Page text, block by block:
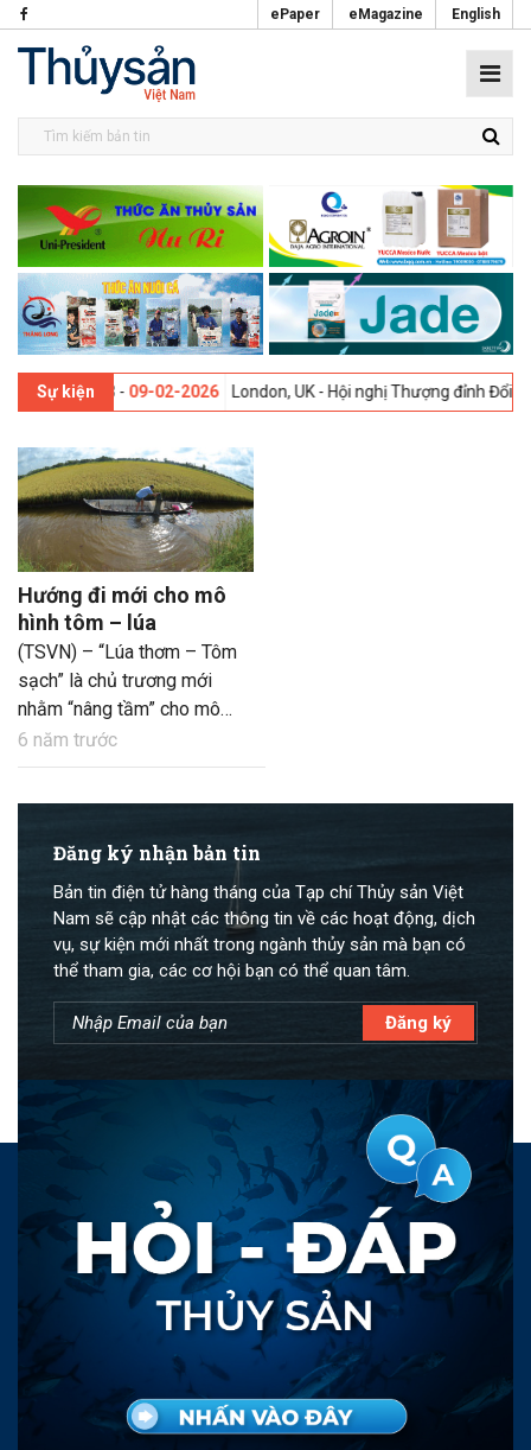
ePaper eMagazine English
Sự kiện
thứ 13 -09-02-2026 London, UK - Hội nghị Thượng đỉnh Đổi mới
Hướng đi mới cho mô
hình tôm – lúa
(TSVN) – “Lúa thơm – Tôm
sạch” là chủ trương mới
nhằm “nâng tầm” cho mô
hình tôm – lúa và mục tiêu
mà ngành thủy sản đang
tế, như: sinh thái, hữu cơ,
ASC… để tiến tới xây dựng
thương hiệu cho các sản
phẩm trong mô hình.
6 năm trước
Đăng ký nhận bản tin
Bản tin điện tử hàng tháng của Tạp chí Thủy sản Việt
Nam sẽ cập nhật các thông tin về các hoạt động, dịch
vụ, sự kiện mới nhất trong ngành thủy sản mà bạn có
thể tham gia, các cơ hội bạn có thể quan tâm.